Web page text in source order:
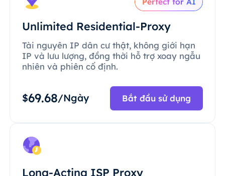
Unlimited Residential-Proxy
Tài nguyên IP dân cư thật, không giới hạn
IP và lưu lượng, đồng thời hỗ trợ xoay ngẫu
nhiên và phiên cố định.
$69.68/Ngày Bắt đầu sử dụng
Long-Acting ISP Proxy